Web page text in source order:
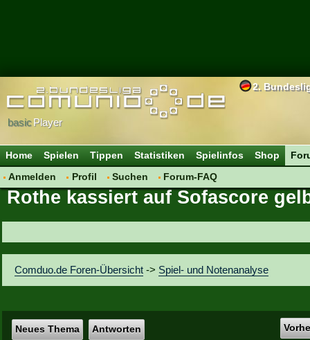
2.
basicPlayer
Home Spielen Tippen Statistiken Spielinfos Shop
Anmelden
Profil Suchen Forum-FAQ
Rothe kassiert auf Sofascore
Comduo.de Foren-Übersicht -> Spiel- und Notenanalyse
Neues Thema Antworten